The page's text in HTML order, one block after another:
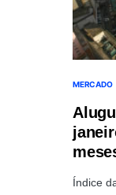
MERCADO
Índice